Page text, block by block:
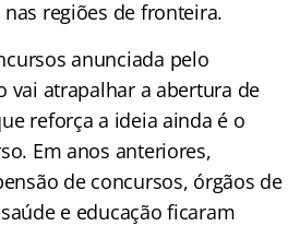
regiões de fronteira.
anunciada pelo
vai atrapalhar a abertura de
reforça a ideia ainda é o
Em anos anteriores,
de concursos, órgãos de
e educação ficaram